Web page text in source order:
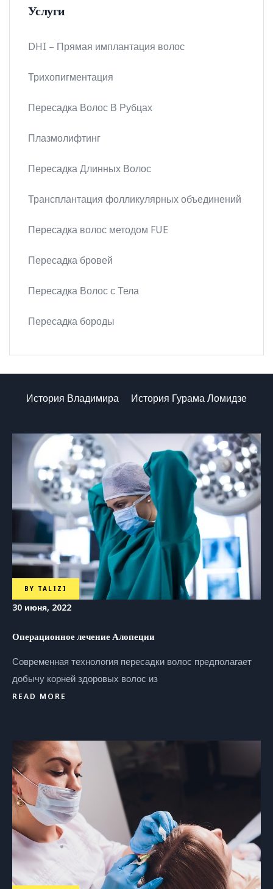
Услуги
DHI – Прямая имплантация волос
Трихопигментация
Пересадка Волос В Рубцах
Плазмолифтинг
Пересадка Длинных Волос
Трансплантация фолликулярных объединений
Пересадка волос методом FUE
Пересадка бровей
Пересадка Волос с Тела
Пересадка бороды
История Владимира История Гурама Ломидзе
BY TALIZI
30 июня, 2022
Операционное лечение Алопеции
Современная технология пересадки волос предполагает
добычу корней здоровых волос из
READ MORE